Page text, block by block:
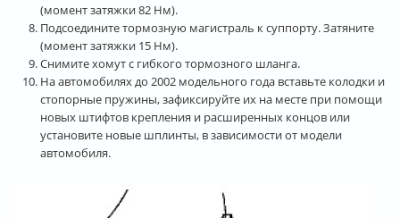
(момент затяжки 82 Нм).
Подсоедините тормозную магистраль к суппорту. Затяните
(момент затяжки 15 Нм).
Снимите хомут с гибкого тормозного шланга.
На автомобилях до 2002 модельного года вставьте колодки и
стопорные пружины, зафиксируйте их на месте при помощи
новых штифтов крепления и расширенных концов или
установите новые шплинты, в зависимости от модели
автомобиля.